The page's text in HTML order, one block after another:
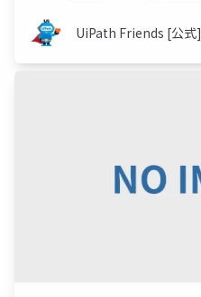
UiPath Friends [公式]